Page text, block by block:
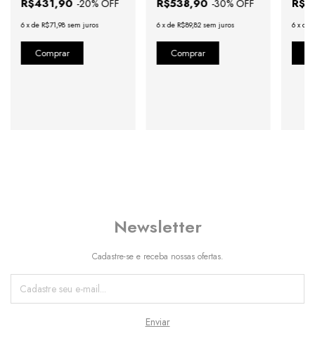
R$431,90 -20% OFF
6 xde R$71,98 sem juros
R$538,90 -30% OFF
6 xde R$89,82 sem juros 6 x de
Newsletter
Cadastre-se e receba nossas ofertas.